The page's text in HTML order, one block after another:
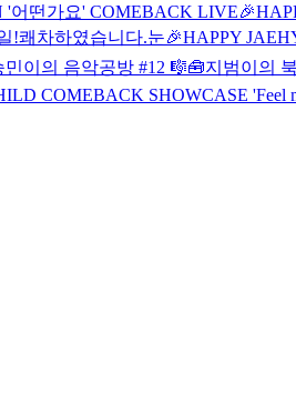
'어떤가요' COMEBACK LIVE
!쾌차하였습니다.눈🎉HAPPY
민이의 음악공방 #12 🎼🧰지범이의
COMEBACK SHOWCASE 'Feel